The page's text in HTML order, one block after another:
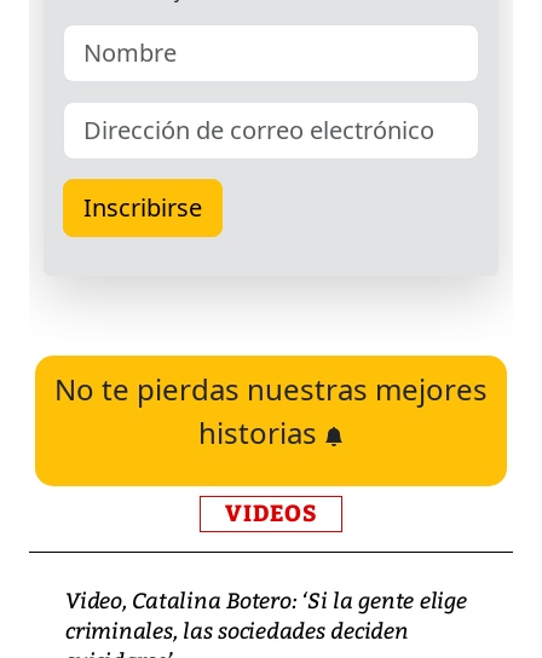
No te pierdas nuestras mejores
historias
VIDEOS
Video, Catalina Botero: ‘Si la gente elige
criminales, las sociedades deciden